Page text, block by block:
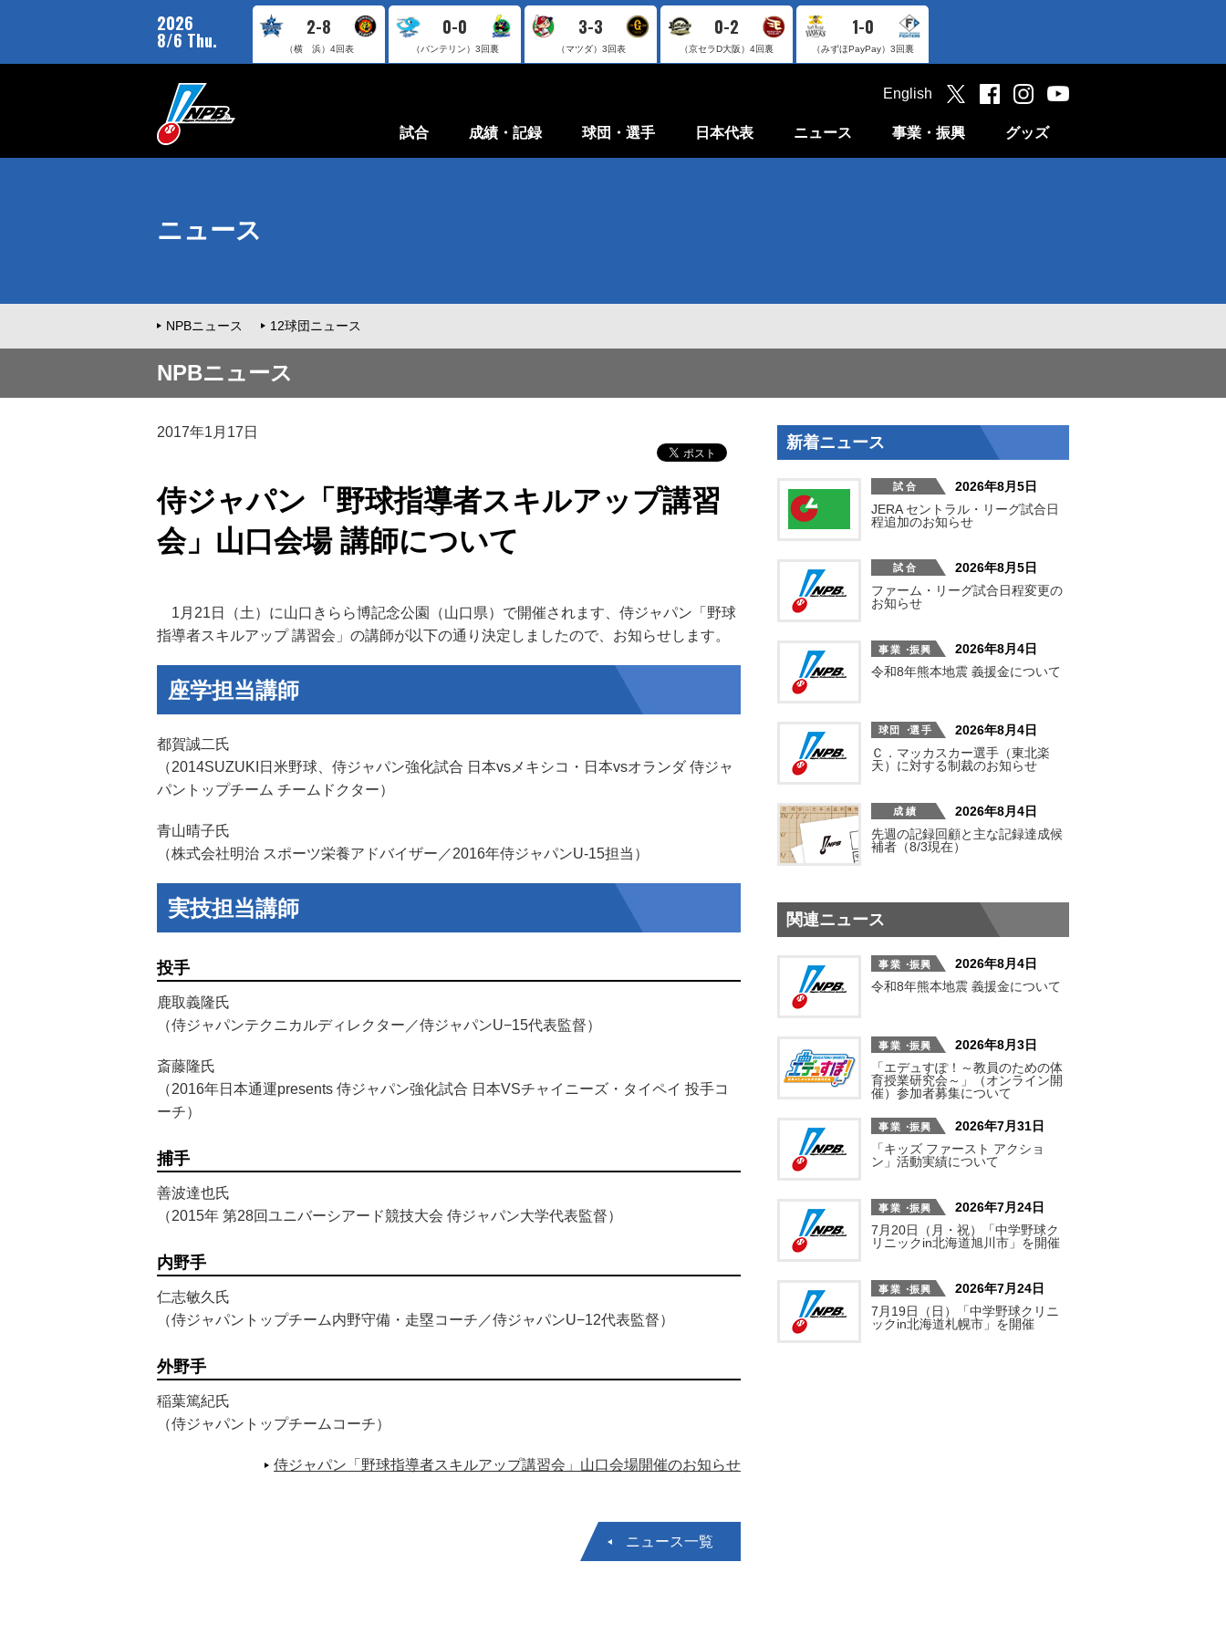
2026
8/6 Thu.
2-8
（横 浜） 4回表
0-0
（バンテリン） 3回裏
3-3
（マツダ） 3回表
0-2
（京セラD大阪） 4回裏
1-0
（みずほPayPay） 3回裏
試合 成績・記録 球団・選手 日本代表 ニュース 事業・振興 グッズ
English
ニュース
NPBニュース 12球団ニュース
NPBニュース
2017年1月17日
侍ジャパン「野球指導者スキルアップ講習
会」山口会場 講師について
1月21日（土）に山口きらら博記念公園（山口県）で開催されます、侍ジャパン「野球
指導者スキルアップ 講習会」の講師が以下の通り決定しましたので、お知らせします。
座学担当講師
都賀誠二氏
（2014SUZUKI日米野球、侍ジャパン強化試合 日本vsメキシコ・日本vsオランダ 侍ジャ
パントップチーム チームドクター）
青山晴子氏
（株式会社明治 スポーツ栄養アドバイザー／2016年侍ジャパンU-15担当）
実技担当講師
投手
鹿取義隆氏
（侍ジャパンテクニカルディレクター／侍ジャパンU−15代表監督）
斎藤隆氏
（2016年日本通運presents 侍ジャパン強化試合 日本VSチャイニーズ・タイペイ 投手コ
ーチ）
捕手
善波達也氏
（2015年 第28回ユニバーシアード競技大会 侍ジャパン大学代表監督）
内野手
仁志敏久氏
（侍ジャパントップチーム内野守備・走塁コーチ／侍ジャパンU−12代表監督）
外野手
稲葉篤紀氏
（侍ジャパントップチームコーチ）
侍ジャパン「野球指導者スキルアップ講習会」山口会場開催のお知らせ
ニュース一覧
新着ニュース
2026年8月5日
JERA セントラル・リーグ試合日
程追加のお知らせ
2026年8月5日
ファーム・リーグ試合日程変更の
お知らせ
2026年8月4日
令和8年熊本地震 義援金について
2026年8月4日
Ｃ．マッカスカー選手（東北楽
天）に対する制裁のお知らせ
2026年8月4日
先週の記録回顧と主な記録達成候
補者（8/3現在）
関連ニュース
2026年8月4日
令和8年熊本地震 義援金について
2026年8月3日
「エデュすぽ！～教員のための体
育授業研究会～」（オンライン開
催）参加者募集について
2026年7月31日
「キッズ ファースト アクショ
ン」活動実績について
2026年7月24日
7月20日（月・祝）「中学野球ク
リニックin北海道旭川市」を開催
2026年7月24日
7月19日（日）「中学野球クリニ
ックin北海道札幌市」を開催